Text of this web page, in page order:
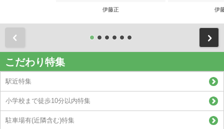
伊藤正 伊
こだわり特集
駅近特集
小学校まで徒歩10分以内特集
駐車場有(近隣含む)特集